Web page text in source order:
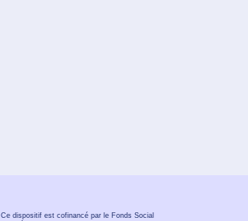
Ce dispositif est cofinancé par le Fonds Social